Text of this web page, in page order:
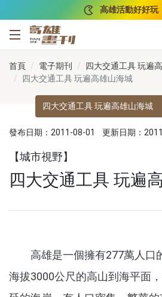
高雄活動好好玩
高雄畫刊
首頁 電子期刊
四大交通工具 玩遍
四大交通工具 玩遍高雄山海城
四大交通工具 玩遍高雄山海城
發布日期：2011-08-01 更新日期：
【城市視野】
四大交通工具 玩遍
高雄是一個擁有277萬人口
海拔3000公尺的高山到海平面